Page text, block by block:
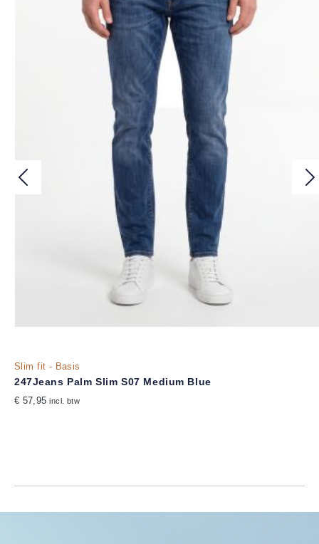
Slim fit - Basis
247Jeans Palm Slim S07 Medium Blue
€ 57,95incl. btw